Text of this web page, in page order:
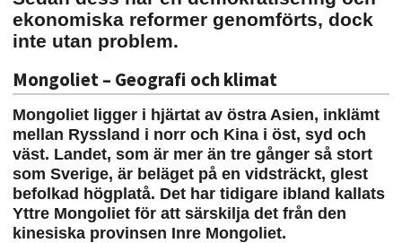
ekonomiska reformer genomförts, dock
inte utan problem.
Mongoliet – Geografi och klimat
Mongoliet ligger i hjärtat av östra Asien, inklämt
mellan Ryssland i norr och Kina i öst, syd och
väst. Landet, som är mer än tre gånger så stort
som Sverige, är beläget på en vidsträckt, glest
befolkad högplatå. Det har tidigare ibland kallats
Yttre Mongoliet för att särskilja det från den
kinesiska provinsen Inre Mongoliet.